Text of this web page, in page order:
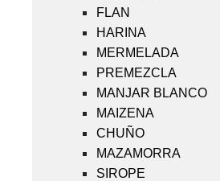
FLAN
HARINA
MERMELADA
PREMEZCLA
MANJAR BLANCO
MAIZENA
CHUÑO
MAZAMORRA
SIROPE